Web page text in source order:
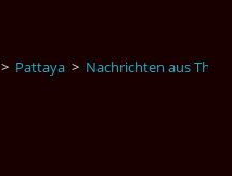
> Pattaya > Nachrichten aus